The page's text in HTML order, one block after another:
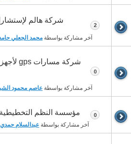
شركة هالم
آخر مشاركة بواسطة محمد الجعلي
2
آخر مشاركة بواسطة عاصم محمود
0
مؤسسة النظم التخطيطية
آخر مشاركة بواسطة عبدالسلام حمدي
0